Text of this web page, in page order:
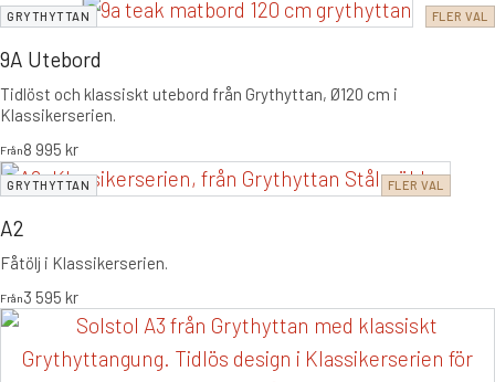
GRYTHYTTAN FLER VAL
9A Utebord
Tidlöst och klassiskt utebord från Grythyttan, Ø120 cm i
Klassikerserien.
Från8 995 kr
GRYTHYTTAN FLER VAL
A2
Fåtölj i Klassikerserien.
Från3 595 kr